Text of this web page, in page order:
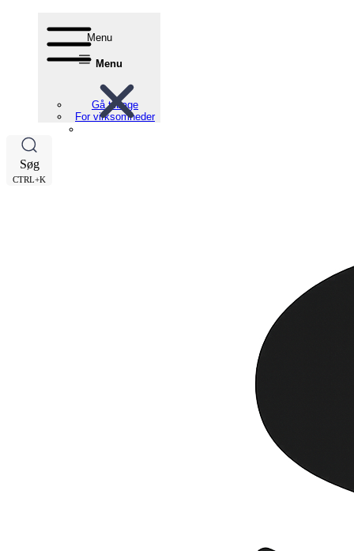
Menu
Menu
Gå tilbage
For virksomheder
Søg
CTRL+K